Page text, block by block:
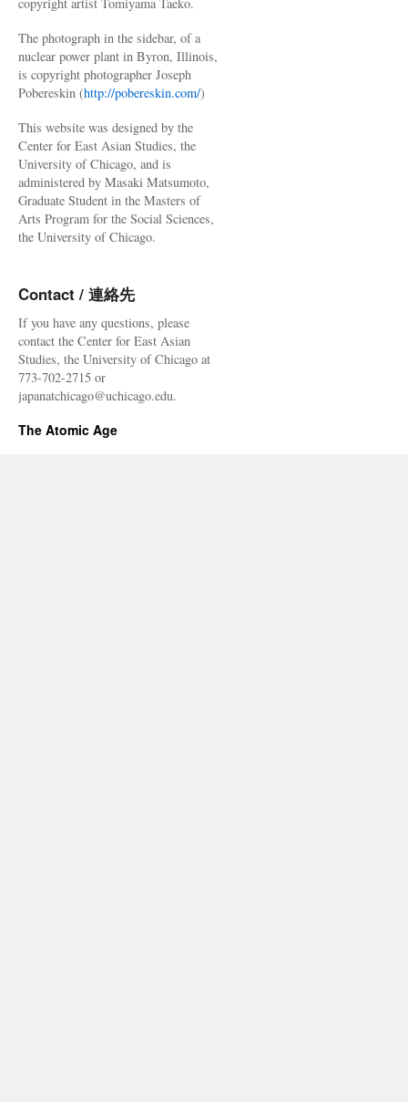
The photograph in the sidebar, of a
nuclear power plant in Byron, Illinois,
is copyright photographer Joseph
Pobereskin (http://pobereskin.com/)
This website was designed by the
Center for East Asian Studies, the
University of Chicago, and is
administered by Masaki Matsumoto,
Graduate Student in the Masters of
Arts Program for the Social Sciences,
the University of Chicago.
Contact / 連絡先
If you have any questions, please
contact the Center for East Asian
Studies, the University of Chicago at
773-702-2715 or
japanatchicago@uchicago.edu.
The Atomic Age